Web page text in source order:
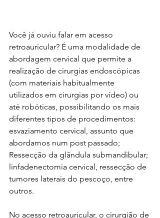
Você já ouviu falar em acesso
retroauricular? É uma modalidade de
abordagem cervical que permite a
realização de cirurgias endoscópicas
(com materiais habitualmente
utilizados em cirurgias por vídeo) ou
até robóticas, possibilitando os mais
diferentes tipos de procedimentos:
esvaziamento cervical, assunto que
abordamos num post passado;
Ressecção da glândula submandibular;
linfadenectomia cervical, ressecção de
tumores laterais do pescoço, entre
outros.
No acesso retroauricular, o cirurgião de